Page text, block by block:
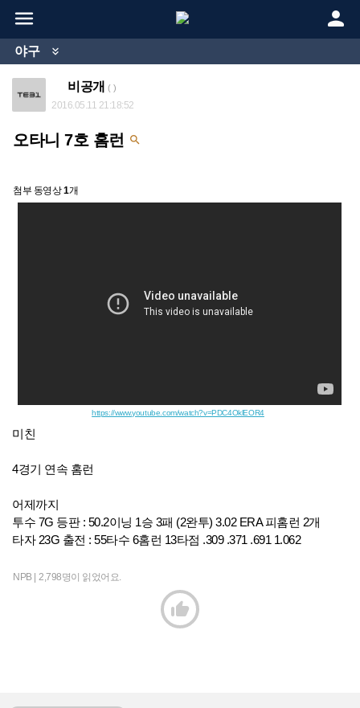
 
야구 
비공개 ( )
2016.05.11 21:18:52
오타니 7호 홈런 
첨부 동영상1개
https://www.youtube.com/watch?v=PDC4OklEOR4
미친
4경기 연속 홈런
어제까지
투수 7G 등판 : 50.2이닝 1승 3패 (2완투) 3.02 ERA 피홈런 2개
타자 23G 출전 : 55타수 6홈런 13타점 .309 .371 .691 1.062
NPB | 2,798명이 읽었어요.
